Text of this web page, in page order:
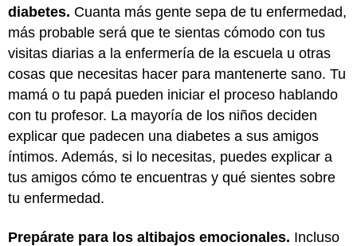
diabetes. Cuanta más gente sepa de tu enfermedad,
más probable será que te sientas cómodo con tus
visitas diarias a la enfermería de la escuela u otras
cosas que necesitas hacer para mantenerte sano. Tu
mamá o tu papá pueden iniciar el proceso hablando
con tu profesor. La mayoría de los niños deciden
explicar que padecen una diabetes a sus amigos
íntimos. Además, si lo necesitas, puedes explicar a
tus amigos cómo te encuentras y qué sientes sobre
tu enfermedad.
Prepárate para los altibajos emocionales. Incluso